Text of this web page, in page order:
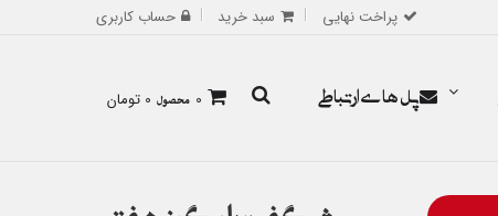
پراخت نهایی سبد خرید حساب کاربری
0 محصول 0 تومان پل های ارتباطی